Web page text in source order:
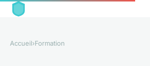
Accueil›Formation